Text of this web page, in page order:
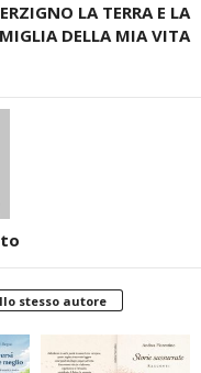
LA TERRA E LA
DELLA MIA VITA
stesso autore